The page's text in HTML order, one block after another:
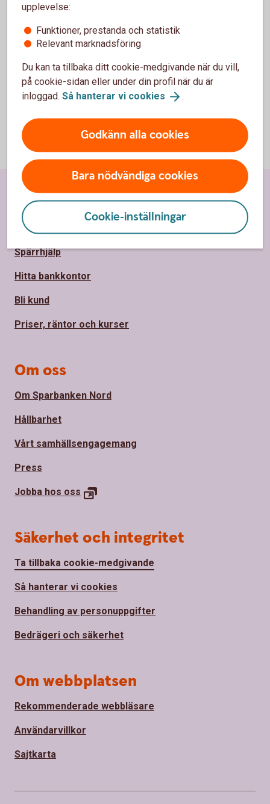
Access Mix
Access Mix
(räntedel)
OMRX Bond
All
All
upplevelse:
Funktioner, prestanda och statistik
Relevant marknadsföring
Du kan ta tillbaka ditt cookie-medgivande när du vill,
på cookie-sidan eller under din profil när du är
inloggad. Så hanterar vi cookies .
Godkänn alla cookies
Bara nödvändiga cookies
Cookie-inställningar
Sidfot
Hitta snabbt
Kundservice
Spärrhjälp
Hitta bankkontor
Bli kund
Priser, räntor och kurser
Om oss
Om Sparbanken Nord
Hållbarhet
Vårt samhällsengagemang
Press
Jobba hos oss
Säkerhet och integritet
Ta tillbaka cookie-medgivande
Så hanterar vi cookies
Behandling av personuppgifter
Bedrägeri och säkerhet
Om webbplatsen
Rekommenderade webbläsare
Användarvillkor
Sajtkarta